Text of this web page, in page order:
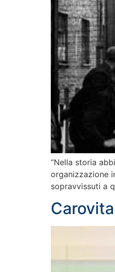
“Nella storia
organizzazione
sopravvissuti a